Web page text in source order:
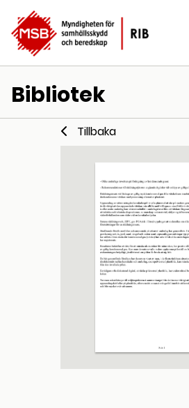
Bibliotek
Tillbaka